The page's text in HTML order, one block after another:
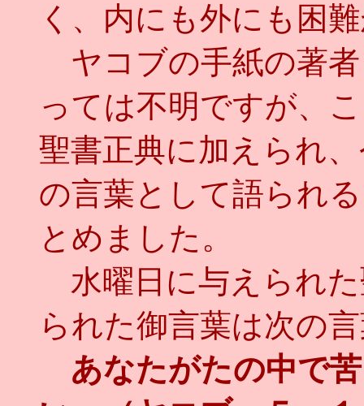
く、内にも外にも困
ヤコブの手紙の著
っては不明ですが、
聖書正典に加えられ
の言葉として語られ
とめました。
水曜日に与えられ
られた御言葉は次の
あなたがたの中で